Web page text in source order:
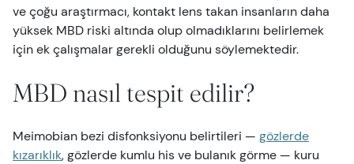
ve çoğu araştırmacı, kontakt lens takan insanların daha
yüksek MBD riski altında olup olmadıklarını belirlemek
için ek çalışmalar gerekli olduğunu söylemektedir.
MBD nasıl tespit edilir?
Meimobian bezi disfonksiyonu belirtileri — gözlerde
kızarıklık, gözlerde kumlu his ve bulanık görme — kuru